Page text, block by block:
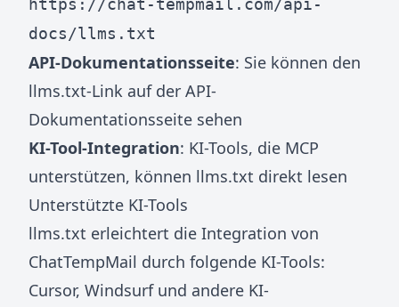
https://chat-tempmail.com/api-
docs/llms.txt
API-Dokumentationsseite: Sie können den
llms.txt-Link auf der API-
Dokumentationsseite sehen
KI-Tool-Integration: KI-Tools, die MCP
unterstützen, können llms.txt direkt lesen
Unterstützte KI-Tools
llms.txt erleichtert die Integration von
ChatTempMail durch folgende KI-Tools:
Cursor, Windsurf und andere KI-